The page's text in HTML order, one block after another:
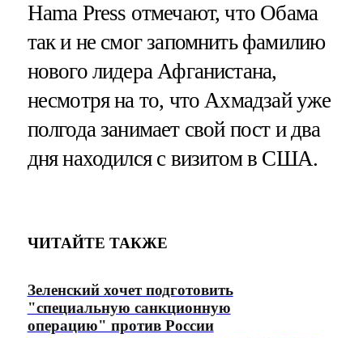
Hama Press отмечают, что Обама
так и не смог запомнить фамилию
нового лидера Афганистана,
несмотря на то, что Ахмадзай уже
полгода занимает свой пост и два
дня находился с визитом в США.
ЧИТАЙТЕ ТАКЖЕ
Зеленский хочет подготовить
"специальную санкционную
операцию" против России